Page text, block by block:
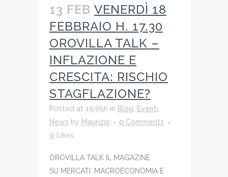
13 FEB VENERDÌ 18
FEBBRAIO H. 17.30
OROVILLA TALK –
INFLAZIONE E
CRESCITA: RISCHIO
STAGFLAZIONE?
Posted at 19:05h in Blog Eventi
News by Maurizio
0 Comments
0
Likes
OROVILLA TALK IL MAGAZINE
SU MERCATI, MACROECONOMIA E